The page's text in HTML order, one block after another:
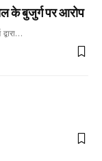
के बुजुर्ग पर आरोप